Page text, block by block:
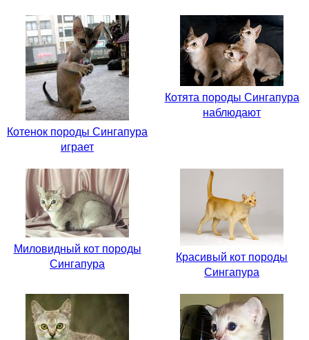
Котенок породы Сингапура
играет
Котята породы Сингапура
наблюдают
Миловидный кот породы
Сингапура
Красивый кот породы
Сингапура